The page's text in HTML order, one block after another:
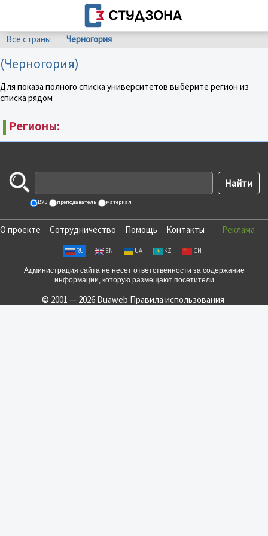
Все страны Черногория
(Черногория)
Для показа полного списка университетов выберите регион из
списка рядом
Регионы:
ВУЗ преподаватель материал
О проекте Сотрудничество Помощь Контакты Реклама
RU EN UA KZ CN
Администрация сайта не несет ответственности за содержание
информации, которую размещают посетители
© 2001 — 2026 Duaweb Правила использования